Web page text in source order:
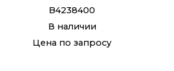
B4238400
В наличии
Цена по запросу